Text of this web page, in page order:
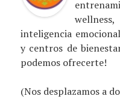
inteligencia
y centros de
podemos ofrecerte!
(Nos desplazamos a